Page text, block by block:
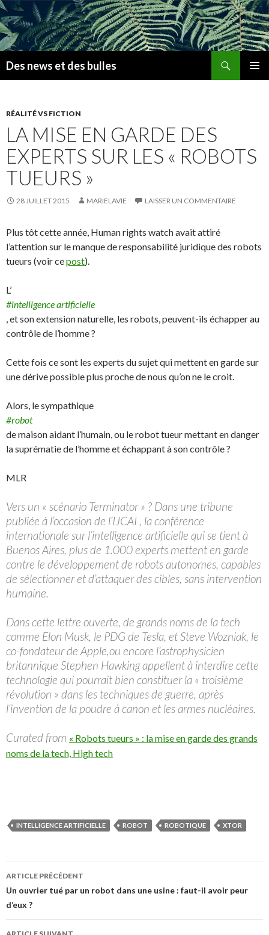
Des news et des bulles
PRINCIPAL
RÉALITÉ VS FICTION
LA MISE EN GARDE DES
EXPERTS SUR LES « ROBOTS
TUEURS »
28 JUILLET 2015 MARIELAVIE LAISSER UN COMMENTAIRE
Plus tôt cette année, Human rights watch avait attiré
l’attention sur le manque de responsabilité juridique des robots
tueurs (voir cepost).
L’
#intelligence artificielle
, et son extension naturelle, les robots, peuvent-ils échapper au
contrôle de l’homme ?
Cette fois ce sont les experts du sujet qui mettent en garde sur
une dérive possible plus proche de nous qu’on ne le croit.
Alors, le sympathique
#robot
de maison aidant l’humain, ou le robot tueur mettant en danger
la suprématie de l’homme et échappant à son contrôle ?
MLR
Vers un « scénario Terminator » ? Dans une tribune
publiée à l’occasion de l’IJCAI , la conférence
internationale sur l’intelligence artificielle qui se tient à
Buenos Aires, plus de 1.000 experts mettent en garde
contre le développement de robots autonomes, capables
de sélectionner et d’attaquer des cibles, sans intervention
humaine.
Dans cette lettre ouverte, de grands noms de la tech
comme Elon Musk, le PDG de Tesla, et Steve Wozniak, le
co-fondateur de Apple,ou encore l’astrophysicien
britannique Stephen Hawking appellent à interdire cette
technologie qui pourrait bien constituer la « troisième
révolution » dans les techniques de guerre, après
l’invention de la poudre à canon et les armes nucléaires.
Curated from « Robots tueurs » : la mise en garde des grands
noms de la tech, High tech
INTELLIGENCE ARTIFICIELLE ROBOT ROBOTIQUE XTOR
Navigation
de
ARTICLE PRÉCÉDENT
Un ouvrier tué par un robot dans une usine : faut-il avoir peur
d’eux ?